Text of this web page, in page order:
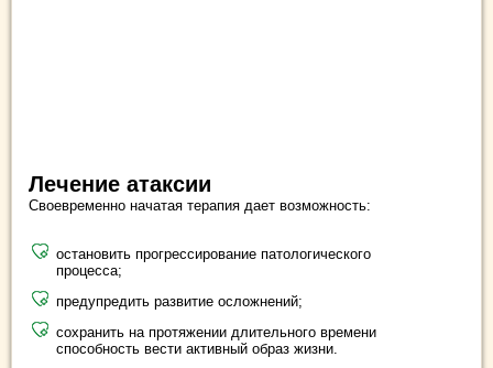
Лечение атаксии
Своевременно начатая терапия дает возможность:
остановить прогрессирование патологического
процесса;
предупредить развитие осложнений;
сохранить на протяжении длительного времени
способность вести активный образ жизни.